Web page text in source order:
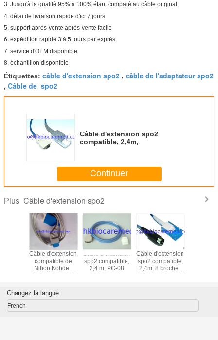
3. Jusqu'à la qualité 95% à 100% étant comparé au câble original
4. délai de livraison rapide d'ici 7 jours
5. support après-vente après-vente facile
6. expédition rapide 3 à 5 jours par exprès
7. service d'OEM disponible
8. échantillon disponible
Étiquettes: câble d'extension spo2 , câble de l'adaptateur spo2
, Câble de spo2
Câble d'extension spo2
compatible, 2,4m,
Continuer
Plus Câble d'extension spo2
Câble d'extension
compatible de
Nihon Kohden
Câble d'extension
spo2 compatible,
2,4 m, PC-08
Câble d'extension
spo2 compatible,
2,4m, 8 broches
Changez la langue
French